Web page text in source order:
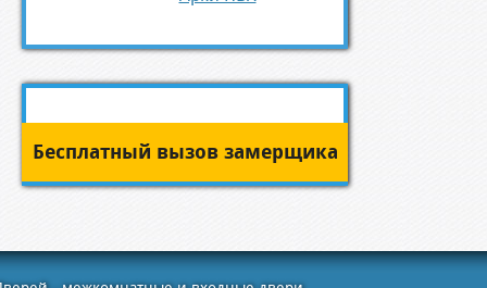
Бесплатный вызов замерщика